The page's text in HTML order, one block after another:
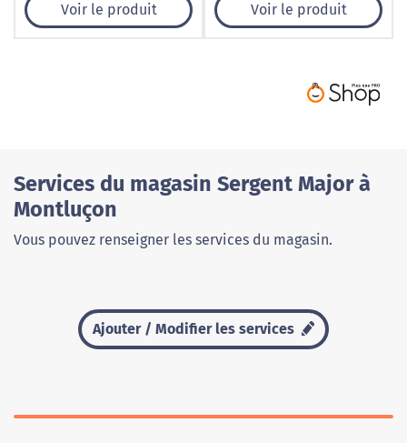
Voir le produit Voir le produit
Services du magasin Sergent Major à
Montluçon
Vous pouvez renseigner les services du magasin.
Ajouter / Modifier les services